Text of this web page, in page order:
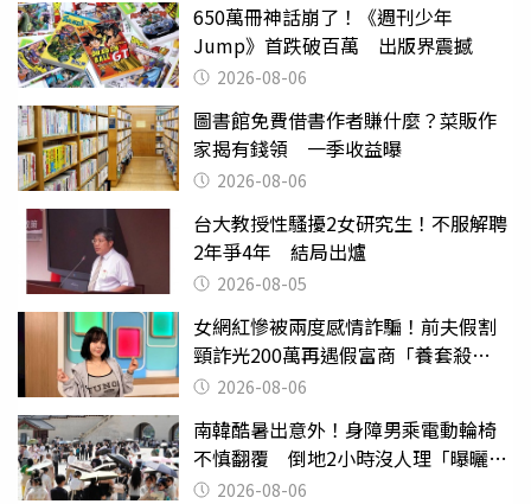
650萬冊神話崩了！《週刊少年
Jump》首跌破百萬 出版界震撼
2026-08-06
圖書館免費借書作者賺什麼？菜販作
家揭有錢領 一季收益曝
2026-08-06
台大教授性騷擾2女研究生！不服解聘
2年爭4年 結局出爐
2026-08-05
女網紅慘被兩度感情詐騙！前夫假割
頸詐光200萬再遇假富商「養套殺
2000萬」
2026-08-06
南韓酷暑出意外！身障男乘電動輪椅
不慎翻覆 倒地2小時沒人理「曝曬
亡」2026-08-06